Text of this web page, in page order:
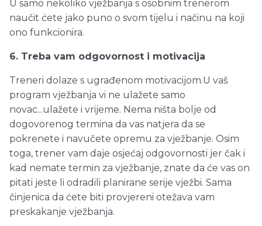
U samo nekoliko vježbanja s osobnim trenerom
naučit ćete jako puno o svom tijelu i načinu na koji
ono funkcionira.
6. Treba vam odgovornost i motivacija
Treneri dolaze s ugrađenom motivacijom.U vaš
program vježbanja vi ne ulažete samo
novac...ulažete i vrijeme. Nema ništa bolje od
dogovorenog termina da vas natjera da se
pokrenete i navučete opremu za vježbanje. Osim
toga, trener vam daje osjećaj odgovornosti jer čak i
kad nemate termin za vježbanje, znate da će vas on
pitati jeste li odradili planirane serije vježbi. Sama
činjenica da ćete biti provjereni otežava vam
preskakanje vježbanja.